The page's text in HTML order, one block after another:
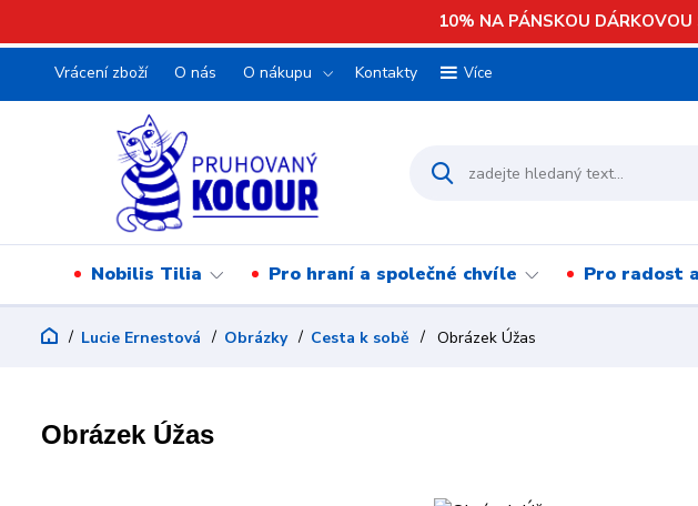
10% NA PÁNSKOU
Vrácení zboží O nás O nákupu Kontakty Více
Nobilis Tilia Pro hraní a společné chvíle Pro radost
Lucie Ernestová Obrázky Cesta k sobě Obrázek Úžas
Obrázek Úžas